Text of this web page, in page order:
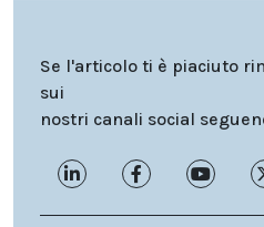
Se l'articolo ti è piaciuto
sui
nostri canali social